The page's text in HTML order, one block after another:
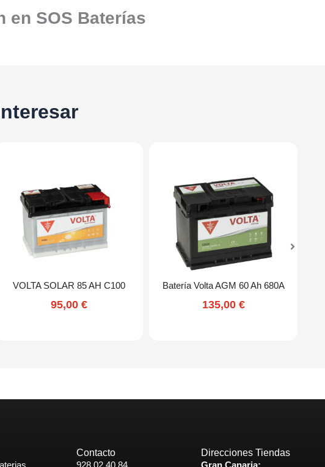
en SOS Baterías
VOLTA SOLAR 85 AH C100
95,00 €
Batería Volta AGM 60 Ah 680A
135,00 €
Contacto
928 02 40 84
Direcciones Tiendas
Gran Canaria: